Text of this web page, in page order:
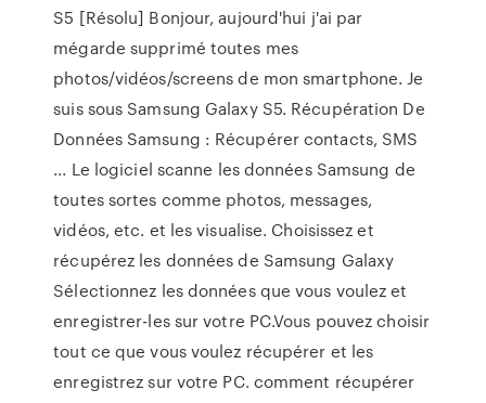
S5 [Résolu] Bonjour, aujourd'hui j'ai par
mégarde supprimé toutes mes
photos/vidéos/screens de mon smartphone. Je
suis sous Samsung Galaxy S5. Récupération De
Données Samsung : Récupérer contacts, SMS
... Le logiciel scanne les données Samsung de
toutes sortes comme photos, messages,
vidéos, etc. et les visualise. Choisissez et
récupérez les données de Samsung Galaxy
Sélectionnez les données que vous voulez et
enregistrer-les sur votre PC.Vous pouvez choisir
tout ce que vous voulez récupérer et les
enregistrez sur votre PC. comment récupérer